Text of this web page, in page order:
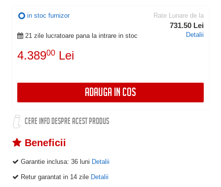
in stoc furnizor
21 zile lucratoare pana la intrare in stoc
4.38900 Lei
Rate Lunare de la
731.50 Lei
Detalii
ADAUGA IN COS
CERE INFO DESPRE ACEST PRODUS
Beneficii
Garantie inclusa: 36 luni Detalii
Retur garantat in 14 zile Detalii